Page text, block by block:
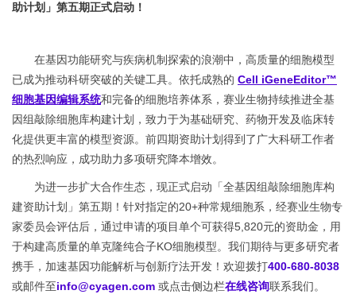
助计划」第五期正式启动！
在基因功能研究与疾病机制探索的浪潮中，高质量的细胞模型
已成为推动科研突破的关键工具。依托成熟的 Cell iGeneEditor™
细胞基因编辑系统和完备的细胞培养体系，赛业生物持续推进全基
因组敲除细胞库构建计划，致力于为基础研究、药物开发及临床转
化提供更丰富的模型资源。前四期资助计划得到了广大科研工作者
的热烈响应，成功助力多项研究降本增效。
为进一步扩大合作生态，现正式启动「全基因组敲除细胞库构
建资助计划」第五期！针对指定的20+种常规细胞系，经赛业生物专
家委员会评估后，通过申请的项目单个可获得5,820元的资助金，用
于构建高质量的单克隆纯合子KO细胞模型。我们期待与更多研究者
携手，加速基因功能解析与创新疗法开发！欢迎拨打400-680-8038
或邮件至info@cyagen.com 或点击侧边栏在线咨询联系我们。